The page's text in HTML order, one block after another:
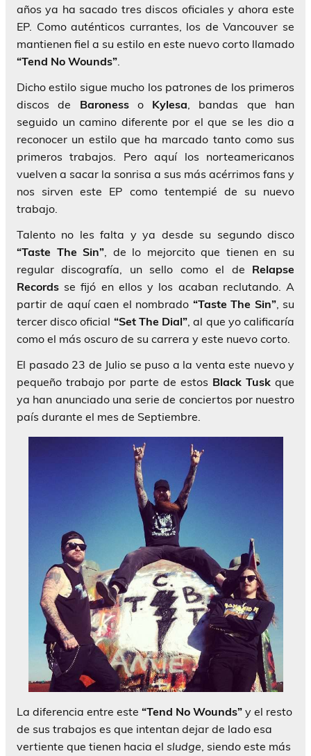
años ya ha sacado tres discos oficiales y ahora este
EP. Como auténticos currantes, los de Vancouver se
mantienen fiel a su estilo en este nuevo corto llamado
“Tend No Wounds”.
Dicho estilo sigue mucho los patrones de los primeros
discos de Baronesso Kylesa, bandas que han
seguido un camino diferente por el que se les dio a
reconocer un estilo que ha marcado tanto como sus
primeros trabajos. Pero aquí los norteamericanos
vuelven a sacar la sonrisa a sus más acérrimos fans y
nos sirven este EP como tentempié de su nuevo
trabajo.
Talento no les falta y ya desde su segundo disco
“Taste The Sin”, de lo mejorcito que tienen en su
regular discografía, un sello como el de Relapse
Records se fijó en ellos y los acaban reclutando. A
partir de aquí caen el nombrado “Taste The Sin”, su
tercer disco oficial “Set The Dial”, al que yo calificaría
como el más oscuro de su carrera y este nuevo corto.
El pasado 23 de Julio se puso a la venta este nuevo y
pequeño trabajo por parte de estos Black Tusk que
ya han anunciado una serie de conciertos por nuestro
país durante el mes de Septiembre.
La diferencia entre este “Tend No Wounds” y el resto
de sus trabajos es que intentan dejar de lado esa
vertiente que tienen hacia el sludge, siendo este más